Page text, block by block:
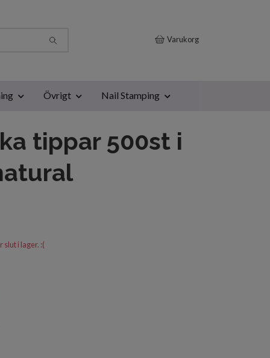
Varukorg
Övrigt Nail Stamping
tippar 500st i
i lager. :(